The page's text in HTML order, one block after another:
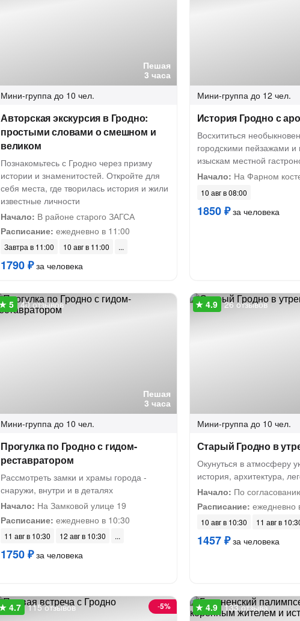
Пешая
3 часа
Мини-группа до 10 чел.
Авторская экскурсия в Гродно:
простыми словами о смешном и
великом
Познакомьтесь с Гродно через призму
истории и знаменитостей. Откройте для
себя места, где творилась история и жили
известные личности
Начало: В районе старого ЗАГСА
Расписание: ежедневно в 11:00
Завтра в 11:00 10 авг в 11:00
1790 ₽за человека
Мини-группа до 12 чел.
История Гродно с
Восхититься
городскими пейзажами и
изыскам местной
Начало: На Фарном
10 авг в 08:00
1850 ₽за человека
Пешая
3 часа
40 отзывов
Мини-группа до 10 чел.
Прогулка по Гродно с гидом-
реставратором
Рассмотреть замки и храмы города -
снаружи, внутри и в деталях
Начало: На Замковой улице 19
Расписание: ежедневно в 10:30
11 авг в 10:30 12 авг в 10:30
1750 ₽за человека
26 отзывов
Мини-группа до 10 чел.
Старый Гродно в
Окунуться в атмосферу
история, архитектура,
Начало: По
Расписание: ежедневно
10 авг в 10:30 11 авг в
1457 ₽за человека
-5%
115 отзывов 133 отзыва